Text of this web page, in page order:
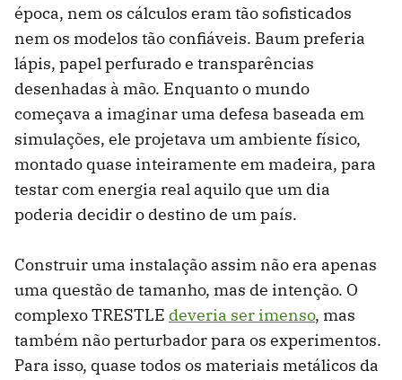
época, nem os cálculos eram tão sofisticados
nem os modelos tão confiáveis. Baum preferia
lápis, papel perfurado e transparências
desenhadas à mão. Enquanto o mundo
começava a imaginar uma defesa baseada em
simulações, ele projetava um ambiente físico,
montado quase inteiramente em madeira, para
testar com energia real aquilo que um dia
poderia decidir o destino de um país.
Construir uma instalação assim não era apenas
uma questão de tamanho, mas de intenção. O
complexo TRESTLE deveria ser imenso, mas
também não perturbador para os experimentos.
Para isso, quase todos os materiais metálicos da